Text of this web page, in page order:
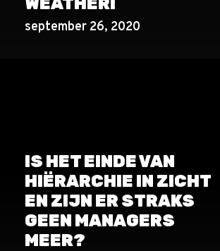
september 26, 2020
IS HET EINDE VAN
HIËRARCHIE IN ZICHT
EN ZIJN ER STRAKS
GEEN MANAGERS
MEER?